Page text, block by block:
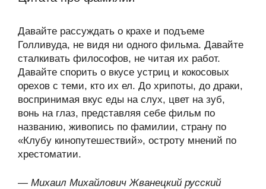
Давайте рассуждать о крахе и подъеме
Голливуда, не видя ни одного фильма. Давайте
сталкивать философов, не читая их работ.
Давайте спорить о вкусе устриц и кокосовых
орехов с теми, кто их ел. До хрипоты, до драки,
воспринимая вкус еды на слух, цвет на зуб,
вонь на глаз, представляя себе фильм по
названию, живопись по фамилии, страну по
«Клубу кинопутешествий», остроту мнений по
хрестоматии.
— Михаил Михайлович Жванецкий русский